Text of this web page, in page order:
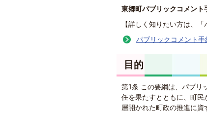
東郷町パブリックコメント
【詳しく知りたい方は、
パブリックコメント
目的
第1条 この要綱は、パブリ
任を果たすとともに、町
層開かれた町政の推進に資